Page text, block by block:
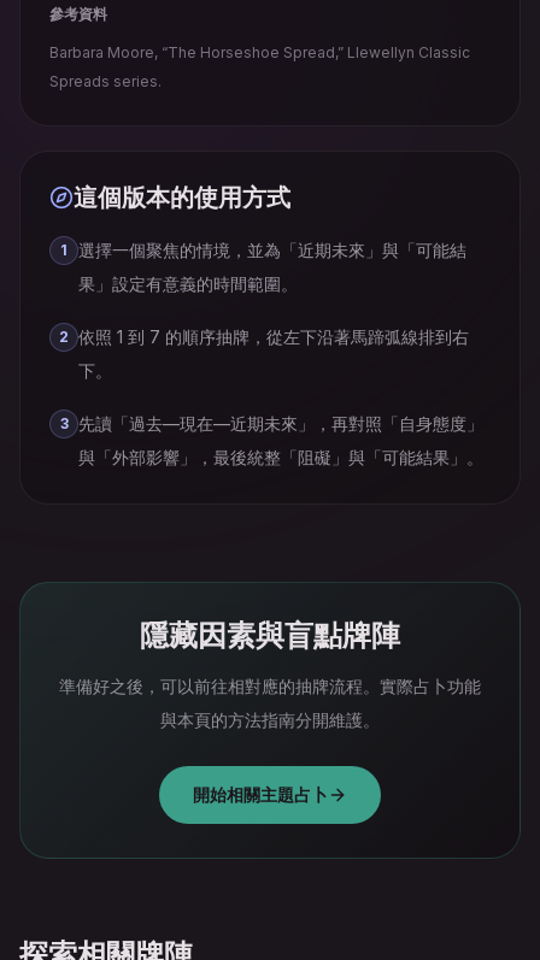
參考資料
Barbara Moore, “The Horseshoe Spread,” Llewellyn Classic
Spreads series.
這個版本的使用方式
1
選擇一個聚焦的情境，並為「近期未來」與「可能結
果」設定有意義的時間範圍。
2 依照 1 到 7 的順序抽牌，從左下沿著馬蹄弧線排到右
下。
3
先讀「過去—現在—近期未來」，再對照「自身態度」
與「外部影響」，最後統整「阻礙」與「可能結果」。
隱藏因素與盲點牌陣
準備好之後，可以前往相對應的抽牌流程。實際占卜功能
與本頁的方法指南分開維護。
開始相關主題占卜